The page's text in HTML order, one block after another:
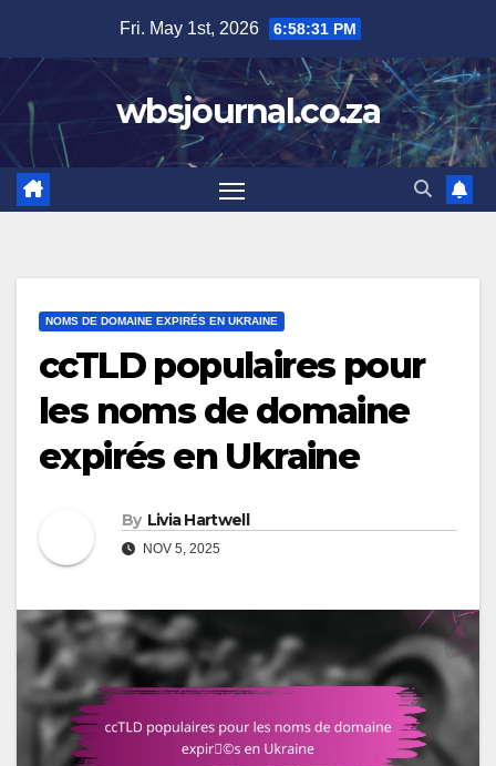
content
Fri. May 1st, 2026 6:58:32 PM
wbsjournal.co.za
NOMS DE DOMAINE EXPIRÉS EN UKRAINE
ccTLD populaires pour
les noms de domaine
expirés en Ukraine
By Livia Hartwell
NOV 5, 2025